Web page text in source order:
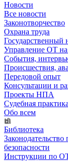
Новости
Все новости
Законотворчество
Охрана труда
Государственный
Управление ОТ
События,
Происшествия,
Передовой опыт
Консультации и
Проекты НПА
Судебная практика
Обо всем
Библиотека
безопасности
Инструкции по